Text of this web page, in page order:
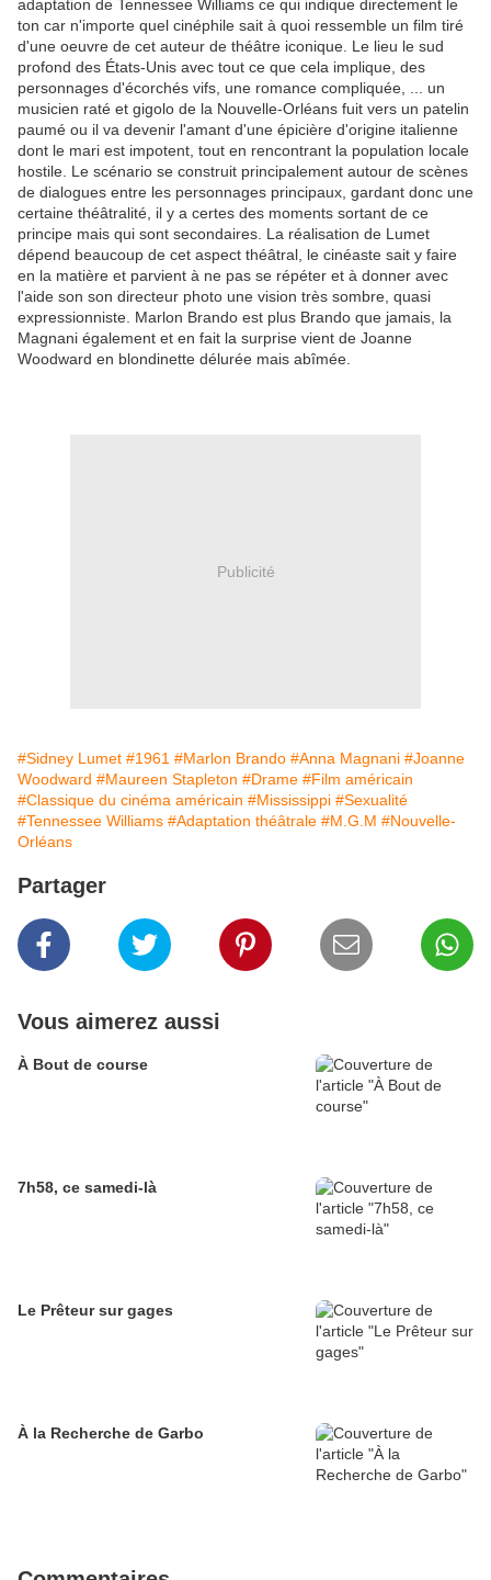
adaptation de Tennessee Williams ce qui indique directement le
ton car n'importe quel cinéphile sait à quoi ressemble un film tiré
d'une oeuvre de cet auteur de théâtre iconique. Le lieu le sud
profond des États-Unis avec tout ce que cela implique, des
personnages d'écorchés vifs, une romance compliquée, ... un
musicien raté et gigolo de la Nouvelle-Orléans fuit vers un patelin
paumé ou il va devenir l'amant d'une épicière d'origine italienne
dont le mari est impotent, tout en rencontrant la population locale
hostile. Le scénario se construit principalement autour de scènes
de dialogues entre les personnages principaux, gardant donc une
certaine théâtralité, il y a certes des moments sortant de ce
principe mais qui sont secondaires. La réalisation de Lumet
dépend beaucoup de cet aspect théâtral, le cinéaste sait y faire
en la matière et parvient à ne pas se répéter et à donner avec
l'aide son son directeur photo une vision très sombre, quasi
expressionniste. Marlon Brando est plus Brando que jamais, la
Magnani également et en fait la surprise vient de Joanne
Woodward en blondinette délurée mais abîmée.
Publicité
#Sidney Lumet #1961 #Marlon Brando #Anna Magnani #Joanne
Woodward #Maureen Stapleton #Drame #Film américain
#Classique du cinéma américain #Mississippi #Sexualité
#Tennessee Williams #Adaptation théâtrale #M.G.M #Nouvelle-
Orléans
Partager
Vous aimerez aussi
À Bout de course
7h58, ce samedi-là
Le Prêteur sur gages
À la Recherche de Garbo